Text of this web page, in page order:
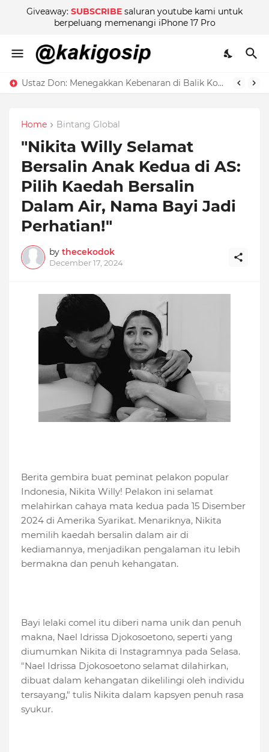
Giveaway: SUBSCRIBE saluran youtube kami untuk
berpeluang memenangi iPhone 17 Pro
Ustaz Don: Menegakkan Kebenaran di Balik Kontroversi
Home Bintang Global
"Nikita Willy Selamat
Bersalin Anak Kedua di AS:
Pilih Kaedah Bersalin
Dalam Air, Nama Bayi Jadi
Perhatian!"
by thecekodok
December 17, 2024
Berita gembira buat peminat pelakon popular
Indonesia, Nikita Willy! Pelakon ini selamat
melahirkan cahaya mata kedua pada 15 Disember
2024 di Amerika Syarikat. Menariknya, Nikita
memilih kaedah bersalin dalam air di
kediamannya, menjadikan pengalaman itu lebih
bermakna dan penuh kehangatan.
Bayi lelaki comel itu diberi nama unik dan penuh
makna, Nael Idrissa Djokosoetono, seperti yang
diumumkan Nikita di Instagramnya pada Selasa.
"Nael Idrissa Djokosoetono selamat dilahirkan,
dibuat dalam kehangatan dikelilingi oleh individu
tersayang," tulis Nikita dalam kapsyen penuh rasa
syukur.